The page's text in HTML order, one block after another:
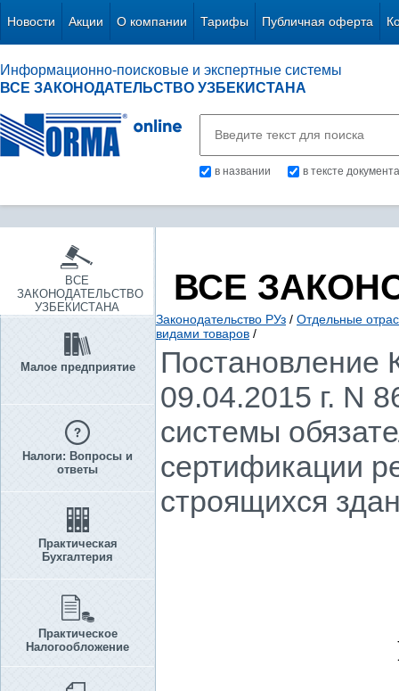
Новости Акции О компании Тарифы Публичная оферта
Информационно-поисковые и экспертные системы
ВСЕ ЗАКОНОДАТЕЛЬСТВО УЗБЕКИСТАНА
в названии в тексте документа
ВСЕ
ЗАКОНОДАТЕЛЬСТВО
УЗБЕКИСТАНА
Малое предприятие
Налоги: Вопросы и
ответы
Практическая
Бухгалтерия
Практическое
Налогообложение
ВСЕ
Законодательство РУз / Отдельные
видами товаров /
Постановление
09.04.2015 г. N
системы
сертификации
строящихся